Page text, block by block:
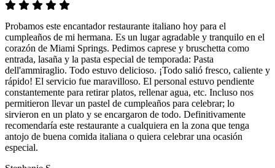
Probamos este encantador restaurante italiano hoy para el
cumpleaños de mi hermana. Es un lugar agradable y tranquilo en el
corazón de Miami Springs. Pedimos caprese y bruschetta como
entrada, lasaña y la pasta especial de temporada: Pasta
dell'ammiraglio. Todo estuvo delicioso. ¡Todo salió fresco, caliente y
rápido! El servicio fue maravilloso. El personal estuvo pendiente
constantemente para retirar platos, rellenar agua, etc. Incluso nos
permitieron llevar un pastel de cumpleaños para celebrar; lo
sirvieron en un plato y se encargaron de todo. Definitivamente
recomendaría este restaurante a cualquiera en la zona que tenga
antojo de buena comida italiana o quiera celebrar una ocasión
especial.